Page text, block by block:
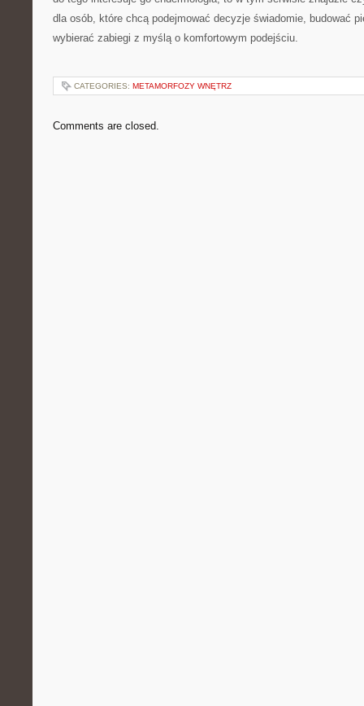
dla osób, które chcą podejmować decyzje świadomie, budować
wybierać zabiegi z myślą o komfortowym podejściu.
CATEGORIES: METAMORFOZY WNĘTRZ
Comments are closed.